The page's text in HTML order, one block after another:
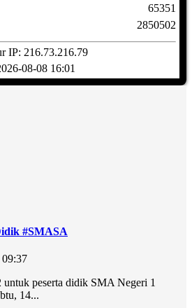
65351
2850502
IP: 216.73.216.79
08-08 16:01
#SMASA
09:37
untuk peserta didik SMA Negeri 1
14...